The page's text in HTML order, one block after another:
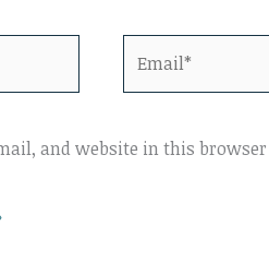
and website in this